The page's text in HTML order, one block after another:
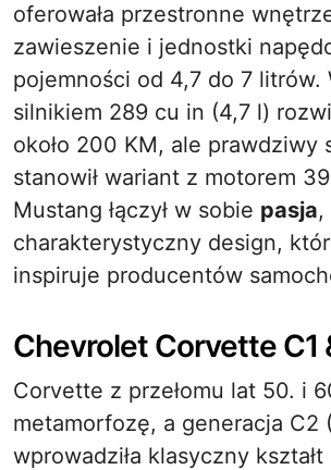
oferowała przestronne
zawieszenie i jednostki
pojemności od 4,7 do 7 litrów.
silnikiem 289 cu in (4,7 l)
około 200 KM, ale prawdziwy
stanowił wariant z motorem
Mustang łączył w sobie pasja,
charakterystyczny design,
inspiruje producentów
Chevrolet Corvette C1
Corvette z przełomu lat 50. i
metamorfozę, a generacja C2
wprowadziła klasyczny